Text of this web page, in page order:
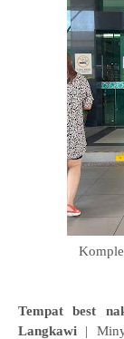
Tempat best
Langkawi |